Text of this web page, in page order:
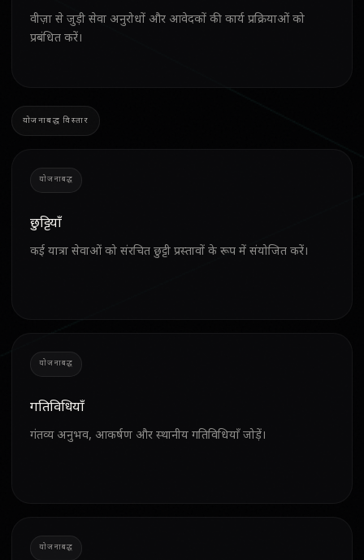
वीज़ा से जुड़ी सेवा अनुरोधों और आवेदकों की कार्य प्रक्रियाओं को
प्रबंधित करें।
योजनाबद्ध विस्तार
योजनाबद्ध
छुट्टियाँ
कई यात्रा सेवाओं को संरचित छुट्टी प्रस्तावों के रूप में संयोजित करें।
योजनाबद्ध
गतिविधियाँ
गंतव्य अनुभव, आकर्षण और स्थानीय गतिविधियाँ जोड़ें।
योजनाबद्ध